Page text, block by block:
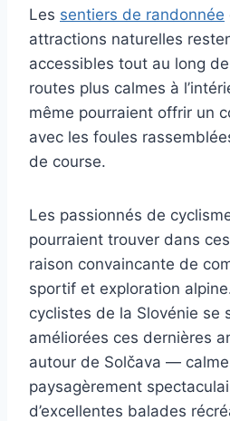
Les sentiers de randonnée
attractions naturelles
accessibles tout au long
routes plus calmes à
même pourraient offrir un
avec les foules
de course.
Les passionnés de
pourraient trouver dans
raison convaincante de
sportif et exploration
cyclistes de la Slovénie se
améliorées ces dernières
autour de Solčava —
paysagèrement
d’excellentes balades